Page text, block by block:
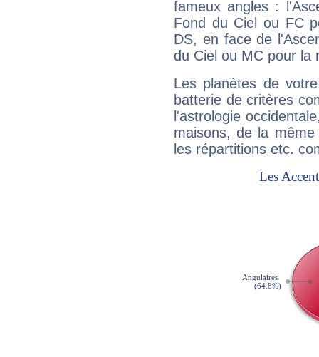
fameux angles :
Fond du Ciel ou FC
DS, en face de
du Ciel ou MC pour la
Les planètes de
batterie de critères
l'astrologie
maisons, de la
les répartitions etc.